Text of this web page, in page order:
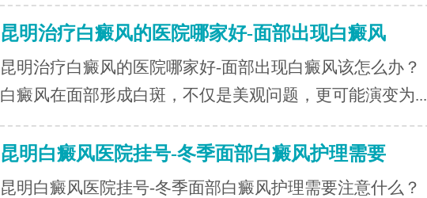
昆明治疗白癜风的医院哪家好-面部出现白癜风
昆明治疗白癜风的医院哪家好-面部出现白癜风该怎么办？
白癜风在面部形成白斑，不仅是美观问题，更可能演变为...
昆明白癜风医院挂号-冬季面部白癜风护理需要
昆明白癜风医院挂号-冬季面部白癜风护理需要注意什么？